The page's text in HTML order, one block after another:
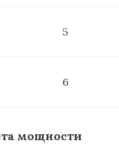
5
6
мощности